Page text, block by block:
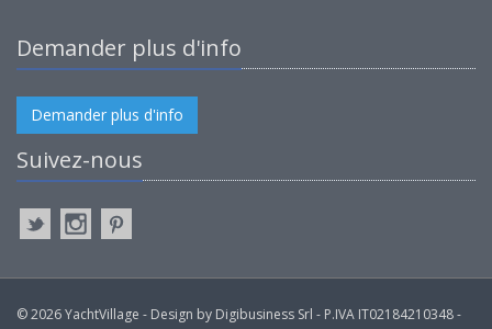
Demander plus d'info
Demander plus d'info
Suivez-nous
© 2026 YachtVillage - Design by Digibusiness Srl - P.IVA IT02184210348 -